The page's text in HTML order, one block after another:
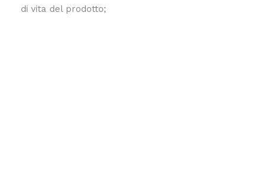
di vita del prodotto;